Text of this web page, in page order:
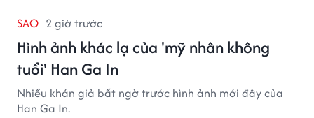
SAO 2 giờ trước
Hình ảnh khác lạ của 'mỹ nhân không
tuổi' Han Ga In
Nhiều khán giả bất ngờ trước hình ảnh mới đây của
Han Ga In.